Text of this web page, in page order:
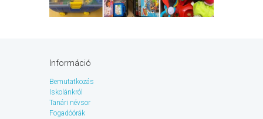
Információ
Bemutatkozás
Iskolánkról
Tanári névsor
Fogadóórák